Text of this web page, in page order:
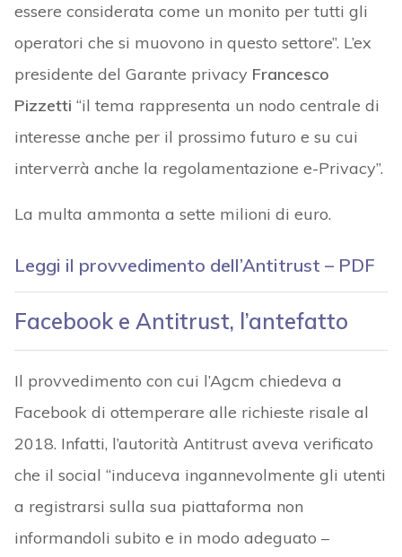
essere considerata come un monito per tutti gli
operatori che si muovono in questo settore”. L’ex
presidente del Garante privacy Francesco
Pizzetti “il tema rappresenta un nodo centrale di
interesse anche per il prossimo futuro e su cui
interverrà anche la regolamentazione e-Privacy”.
La multa ammonta a sette milioni di euro.
Leggi il provvedimento dell’Antitrust – PDF
Facebook e Antitrust, l’antefatto
Il provvedimento con cui l’Agcm chiedeva a
Facebook di ottemperare alle richieste risale al
2018. Infatti, l’autorità Antitrust aveva verificato
che il social “induceva ingannevolmente gli utenti
a registrarsi sulla sua piattaforma non
informandoli subito e in modo adeguato –